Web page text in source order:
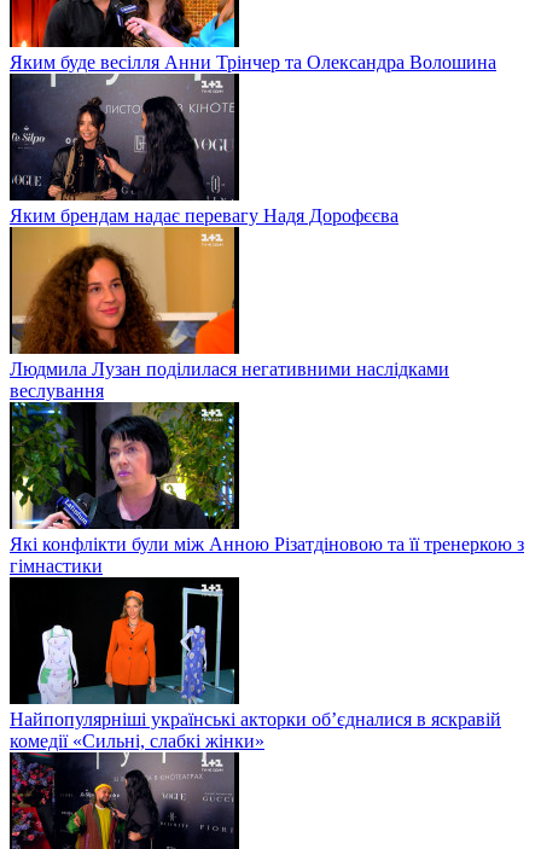
Яким буде весілля Анни Трінчер та Олександра Волошина
Яким брендам надає перевагу Надя Дорофєєва
Людмила Лузан поділилася негативними наслідками
веслування
Які конфлікти були між Анною Різатдіновою та її тренеркою з
гімнастики
Найпопулярніші українські акторки об’єдналися в яскравій
комедії «Сильні, слабкі жінки»